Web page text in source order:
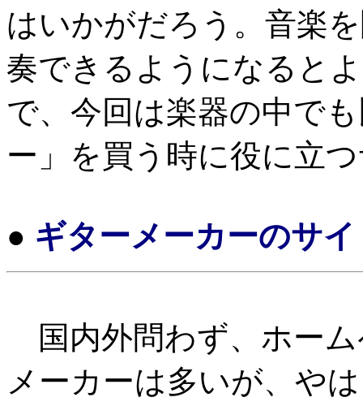
はいかがだろう。音楽
奏できるようになると
で、今回は楽器の中で
ー」を買う時に役に立
● ギターメーカーのサ
国内外問わず、ホー
メーカーは多いが、や